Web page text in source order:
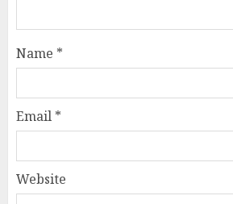
Name *
Email *
Website